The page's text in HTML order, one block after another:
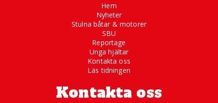
Hem
Nyheter
Stulna båtar & motorer
SBU
Reportage
Unga hjältar
Kontakta oss
Läs tidningen
Kontakta oss